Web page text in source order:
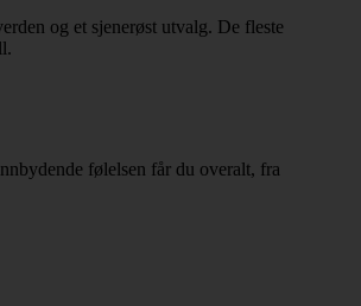
og et sjenerøst utvalg. De fleste
følelsen får du overalt, fra